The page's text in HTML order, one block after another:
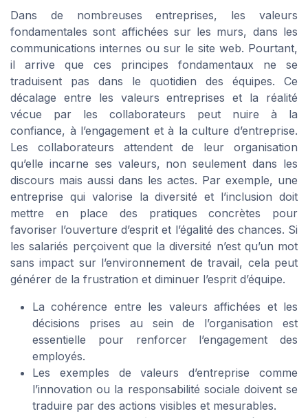
Dans de nombreuses entreprises, les valeurs
fondamentales sont affichées sur les murs, dans les
communications internes ou sur le site web. Pourtant,
il arrive que ces principes fondamentaux ne se
traduisent pas dans le quotidien des équipes. Ce
décalage entre les valeurs entreprises et la réalité
vécue par les collaborateurs peut nuire à la
confiance, à l’engagement et à la culture d’entreprise.
Les collaborateurs attendent de leur organisation
qu’elle incarne ses valeurs, non seulement dans les
discours mais aussi dans les actes. Par exemple, une
entreprise qui valorise la diversité et l’inclusion doit
mettre en place des pratiques concrètes pour
favoriser l’ouverture d’esprit et l’égalité des chances. Si
les salariés perçoivent que la diversité n’est qu’un mot
sans impact sur l’environnement de travail, cela peut
générer de la frustration et diminuer l’esprit d’équipe.
La cohérence entre les valeurs affichées et les
décisions prises au sein de l’organisation est
essentielle pour renforcer l’engagement des
employés.
Les exemples de valeurs d’entreprise comme
l’innovation ou la responsabilité sociale doivent se
traduire par des actions visibles et mesurables.